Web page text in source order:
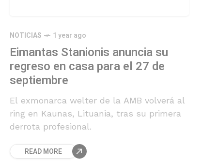
NOTICIAS 1 year ago
Eimantas Stanionis anuncia su
regreso en casa para el 27 de
septiembre
El exmonarca welter de la AMB volverá al
ring en Kaunas, Lituania, tras su primera
derrota profesional.
READ MORE